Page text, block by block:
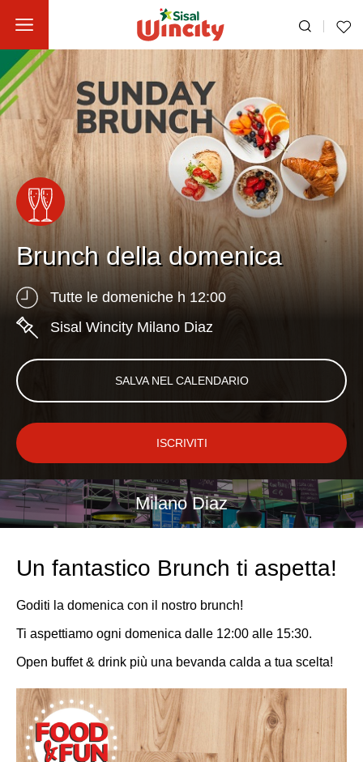
Brunch della domenica
Tutte le domeniche h 12:00
Sisal Wincity Milano Diaz
SALVA NEL CALENDARIO
ISCRIVITI
Milano Diaz
Un fantastico Brunch ti aspetta!
Goditi la domenica con il nostro brunch!
Ti aspettiamo ogni domenica dalle 12:00 alle 15:30.
Open buffet & drink più una bevanda calda a tua scelta!